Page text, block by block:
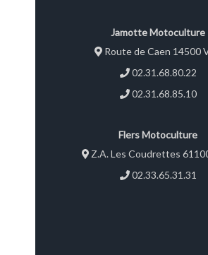
Jamotte Motoculture
Route de Caen 14500
02.31.68.80.22
02.31.68.85.10
Flers Motoculture
Z.A. Les Coudrettes
02.33.65.31.31